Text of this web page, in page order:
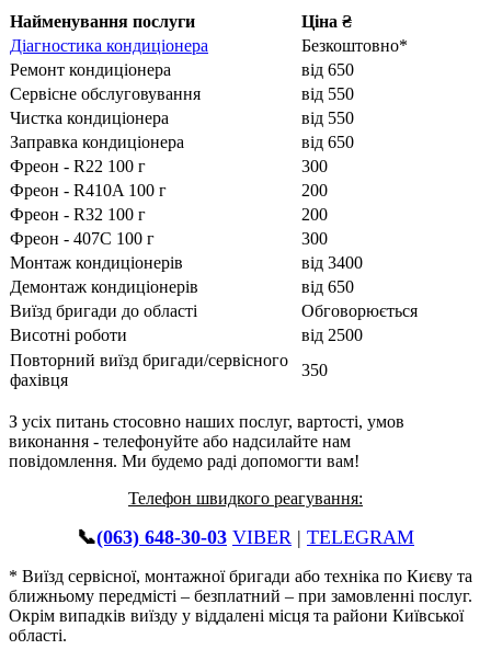
Найменування послуги
Ціна ₴
Діагностика кондиціонера
Безкоштовно*
Ремонт кондиціонера
від 650
Сервісне обслуговування
від 550
Чистка кондиціонера
від 550
Заправка кондиціонера
від 650
Фреон - R22 100 г
300
Фреон - R410A 100 г
200
Фреон - R32 100 г
200
Фреон - 407С 100 г
300
Монтаж кондиціонерів
від 3400
Демонтаж кондиціонерів
від 650
Виїзд бригади до області
Обговорюється
Висотні роботи
від 2500
Повторний виїзд бригади/сервісного
фахівця
350
З усіх питань стосовно наших послуг, вартості, умов
виконання - телефонуйте або надсилайте нам
повідомлення. Ми будемо раді допомогти вам!
Телефон швидкого реагування:
📞(063) 648-30-03 VIBER | TELEGRAM
* Виїзд сервісної, монтажної бригади або техніка по Києву та
ближньому передмісті – безплатний – при замовленні послуг.
Окрім випадків виїзду у віддалені місця та райони Київської
області.